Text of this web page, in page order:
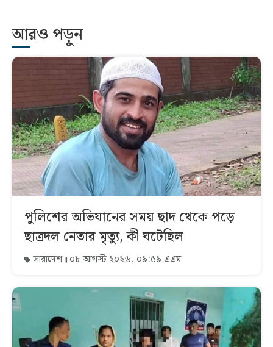
আরও পড়ুন
পুলিশের অভিযানের সময় ছাদ থেকে পড়ে
ছাত্রদল নেতার মৃত্যু, কী ঘটেছিল
সারাদেশ ০৮ আগস্ট ২০২৬, ০৯:৫৯ এএম